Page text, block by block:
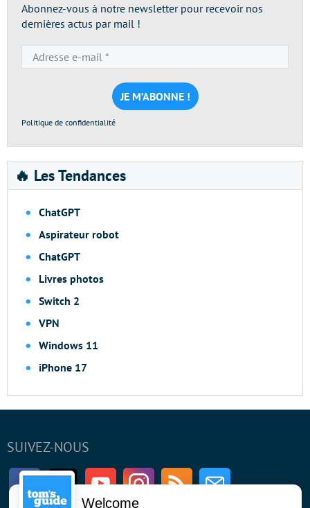
Abonnez-vous à notre newsletter pour recevoir nos
dernières actus par mail !
e-
mail
*
Politique de confidentialité
🔥 Les Tendances
ChatGPT
Aspirateur robot
ChatGPT
Livres photos
Switch 2
VPN
Windows 11
iPhone 17
SUIVEZ-NOUS
FacebookTwitter Youtube InstagramRSS Newsletter
Welcome